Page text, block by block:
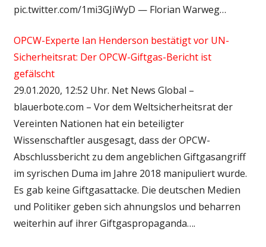
pic.twitter.com/1mi3GJiWyD — Florian Warweg…
OPCW-Experte Ian Henderson bestätigt vor UN-
Sicherheitsrat: Der OPCW-Giftgas-Bericht ist
gefälscht
29.01.2020, 12:52 Uhr. Net News Global –
blauerbote.com – Vor dem Weltsicherheitsrat der
Vereinten Nationen hat ein beteiligter
Wissenschaftler ausgesagt, dass der OPCW-
Abschlussbericht zu dem angeblichen Giftgasangriff
im syrischen Duma im Jahre 2018 manipuliert wurde.
Es gab keine Giftgasattacke. Die deutschen Medien
und Politiker geben sich ahnungslos und beharren
weiterhin auf ihrer Giftgaspropaganda….